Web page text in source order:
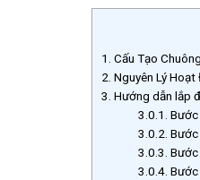
1. Cấu Tạo
2. Nguyên Lý Hoạt
3. Hướng dẫn lắp
3.0.1. Bước
3.0.2. Bước
3.0.3. Bước
3.0.4. Bước